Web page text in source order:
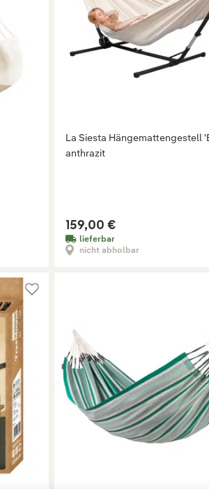
La Siesta Hängemattengestell
anthrazit
159,00 €
lieferbar
nicht abholbar